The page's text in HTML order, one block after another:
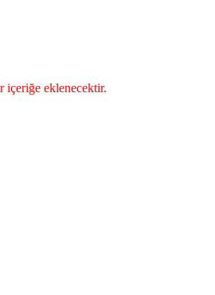
içeriğe eklenecektir.